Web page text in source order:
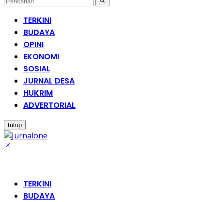
TERKINI
BUDAYA
OPINI
EKONOMI
SOSIAL
JURNAL DESA
HUKRIM
ADVERTORIAL
tutup
TERKINI
BUDAYA